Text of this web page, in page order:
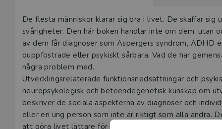
Beskrivning
De flesta människor klarar sig bra i livet. De skaffar
svårigheter. Den här boken handlar inte om dem, utan
av dem får diagnoser som Aspergers syndrom, ADHD
ouppfostrade eller psykiskt sårbara. Vad de har
några problem med.
Utvecklingsrelaterade funktionsnedsättningar och
neuropsykologisk och beteendegenetisk kunskap om
beskriver de sociala aspekterna av diagnoser och
eller en ung person som inte är riktigt som alla andra.
att göra livet lättare för dessa barn och ungdomar.